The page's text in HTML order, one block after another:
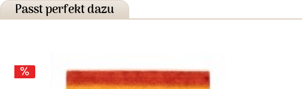
Passt perfekt dazu